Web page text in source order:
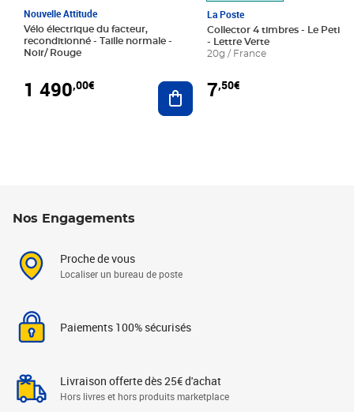
Nouvelle Attitude
Vélo électrique du facteur,
reconditionné - Taille normale -
Noir/ Rouge
1 490,00€ Ajouter au panier
La Poste
Collector 4 timbres - Le Petit
- Lettre Verte
20g / France
7,50€
Nos Engagements
Proche de vous
Localiser un bureau de poste
Paiements 100% sécurisés
Livraison offerte dès 25€ d'achat
Hors livres et hors produits marketplace